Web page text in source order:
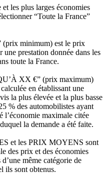
les plus larges économies
“Toute la France”
minimum) est le prix
prestation donnée dans les
toute la France.
XX €” (prix maximum)
en établissant une
la plus élevée et la plus basse
% des automobilistes ayant
l’économie maximale citée
la demande a été faite.
et les PRIX MOYENS sont
des prix et des économies
même catégorie de
ils sont obtenus.